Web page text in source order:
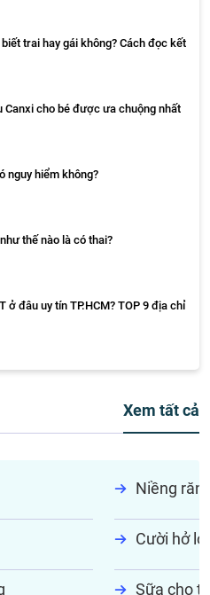
trai hay gái không? Cách đọc kết
Canxi cho bé được ưa chuộng nhất
nguy hiểm không?
thế nào là có thai?
ở đâu uy tín TP.HCM? TOP 9 địa chỉ
Xem tất cả
Niềng
Cười hở lợi
Sữa cho